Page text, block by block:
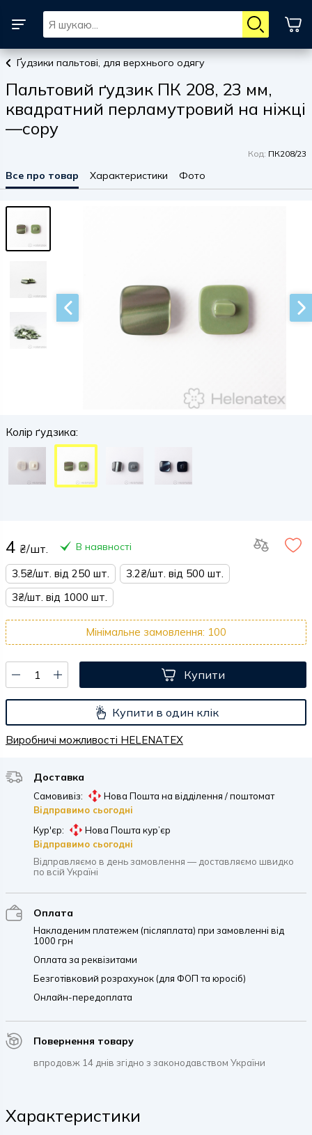
Ґудзики пальтові, для верхнього одягу
Пальтовий ґудзик ПК 208, 23 мм,
квадратний перламутровий на ніжці
—copy
Код: ПК208/23
Все про товар Характеристики Фото
Колір ґудзика:
4 ₴/шт. В наявності
3.5₴/шт. від 250 шт.
3.2₴/шт. від 500 шт.
3₴/шт. від 1000 шт.
Мінімальне замовлення: 100
Купити
Купити в один клік
Виробничі можливості HELENATEX
Доставка
Самовивіз:
Нова Пошта на відділення / поштомат
Відправимо сьогодні
Кур'єр:
Нова Пошта кур’єр
Відправимо сьогодні
Відправляємо в день замовлення — доставляємо швидко
по всій Україні
Оплата
Накладеним платежем (післяплата) при замовленні від
1000 грн
Оплата за реквізитами
Безготівковий розрахунок (для ФОП та юросіб)
Онлайн-передоплата
Повернення товару
впродовж 14 днів згідно з законодавством України
Характеристики